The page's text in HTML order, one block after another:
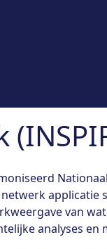
applicatie
van
analyses en